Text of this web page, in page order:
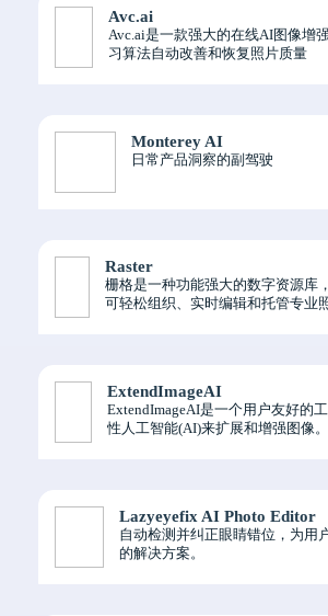
Avc.ai
Avc.ai是一款强大的在线AI图像增
习算法自动改善和恢复照片质量
Monterey AI
日常产品洞察的副驾驶
Raster
栅格是一种功能强大的数字资源库
可轻松组织、实时编辑和托管专业
ExtendImageAI
ExtendImageAI是一个用户友好的
性人工智能(AI)来扩展和增强图像。
Lazyeyefix AI Photo Editor
自动检测并纠正眼睛错位，为用
的解决方案。